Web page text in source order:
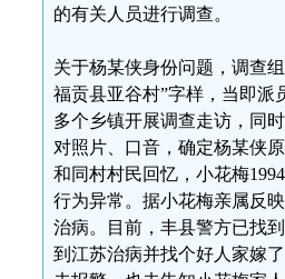
的有关人员进行调查。
关于杨某侠身份问题，调查
福贡县亚谷村”字样，当即派
多个乡镇开展调查走访，同
对照片、口音，确定杨某侠
和同村村民回忆，小花梅
行为异常。据小花梅亲属反
治病。目前，丰县警方已找
到江苏治病并找个好人家嫁